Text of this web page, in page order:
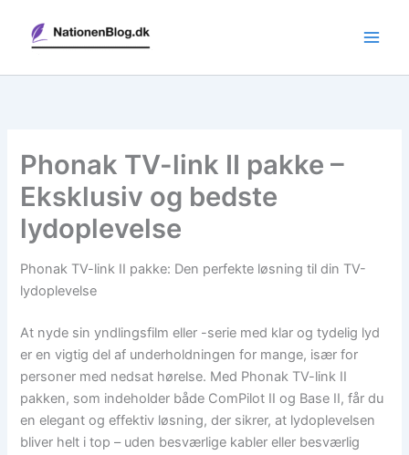
indholdet
Phonak TV-link II pakke –
Eksklusiv og bedste
lydoplevelse
Phonak TV-link II pakke: Den perfekte løsning til din TV-
lydoplevelse
At nyde sin yndlingsfilm eller -serie med klar og tydelig lyd
er en vigtig del af underholdningen for mange, især for
personer med nedsat hørelse. Med Phonak TV-link II
pakken, som indeholder både ComPilot II og Base II, får du
en elegant og effektiv løsning, der sikrer, at lydoplevelsen
bliver helt i top – uden besværlige kabler eller besværlig